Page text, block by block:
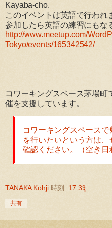
Kayaba-cho.
このイベントは英語で行われ
参加したら英語の練習にもな
http://www.meetup.com/
Tokyo/events/165342542/
コワーキングスペース茅場町
催を支援しています。
コワーキングスペース
を行いたいという方は
確認ください。（空き日
TANAKA Kohji 時刻: 17:39
共有